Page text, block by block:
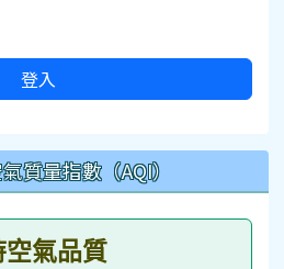
登入
質量指數（AQI）
空氣品質